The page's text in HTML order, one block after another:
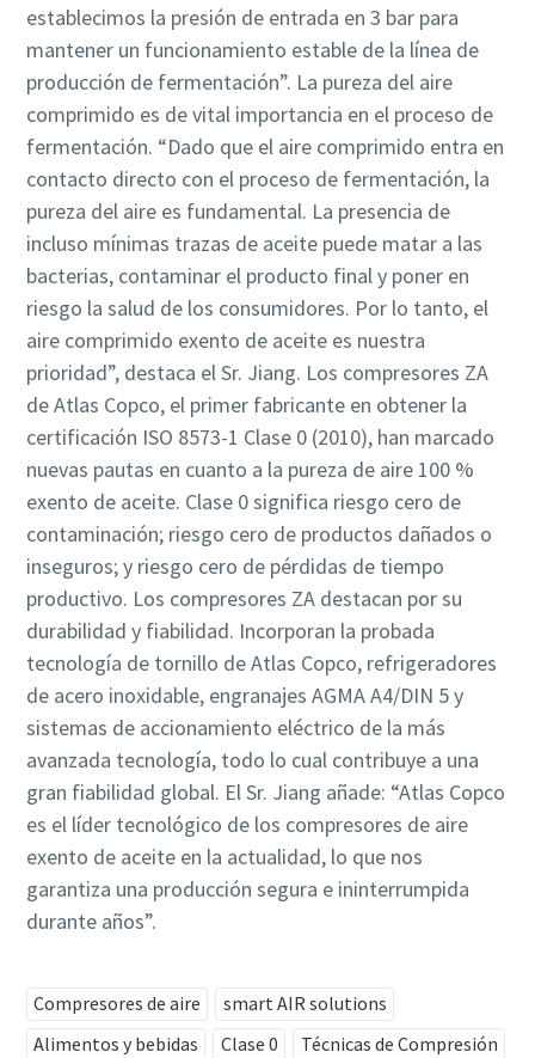
establecimos la presión de entrada en 3 bar para
mantener un funcionamiento estable de la línea de
producción de fermentación”. La pureza del aire
comprimido es de vital importancia en el proceso de
fermentación. “Dado que el aire comprimido entra en
contacto directo con el proceso de fermentación, la
pureza del aire es fundamental. La presencia de
incluso mínimas trazas de aceite puede matar a las
bacterias, contaminar el producto final y poner en
riesgo la salud de los consumidores. Por lo tanto, el
aire comprimido exento de aceite es nuestra
prioridad”, destaca el Sr. Jiang. Los compresores ZA
de Atlas Copco, el primer fabricante en obtener la
certificación ISO 8573-1 Clase 0 (2010), han marcado
nuevas pautas en cuanto a la pureza de aire 100 %
exento de aceite. Clase 0 significa riesgo cero de
contaminación; riesgo cero de productos dañados o
inseguros; y riesgo cero de pérdidas de tiempo
productivo. Los compresores ZA destacan por su
durabilidad y fiabilidad. Incorporan la probada
tecnología de tornillo de Atlas Copco, refrigeradores
de acero inoxidable, engranajes AGMA A4/DIN 5 y
sistemas de accionamiento eléctrico de la más
avanzada tecnología, todo lo cual contribuye a una
gran fiabilidad global. El Sr. Jiang añade: “Atlas Copco
es el líder tecnológico de los compresores de aire
exento de aceite en la actualidad, lo que nos
garantiza una producción segura e ininterrumpida
durante años”.
Compresores de aire
smart AIR solutions
Alimentos y bebidas
Clase 0
Técnicas de Compresión